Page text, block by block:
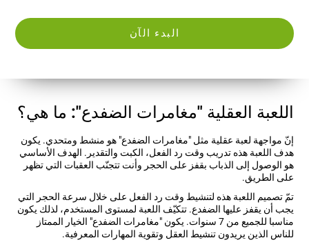
البدء الآن
اللعبة العقلية "مغامرات الضفدع": ما هي؟
إنّ مواجهة لعبة عقلية مثل "مغامرات الضفدع" هو منشط ومتحدي. يكون
هدف اللعبة هذه تدريب وقت رد الفعل، الكبت والتقدير. الهدف الأساسي
هو الوصول إلى الذباب بقفز على الحجر وأنت تتجنّب العقبات التي تظهر
على الطريق.
تمّ تصميم اللعبة هذه لتنشيط وقت رد الفعل على خلال سرعة الحجر التي
يجب أن يقفز عليها الضفدع. تتكيّف اللعبة لمستوى المستخدم، لذلك يكون
مناسبا للجميع من 7 سنوات. يكون "مغامرات الضفدع" الخيار الممتاز
للناس الذين يريدون تنشيط العقل وتقوية المهارات المعرفية.